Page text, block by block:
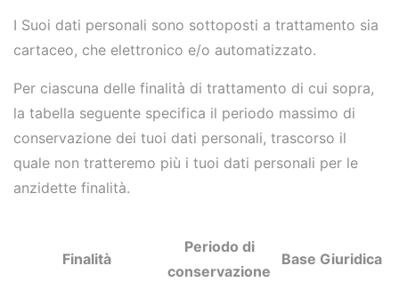
I Suoi dati personali sono sottoposti a trattamento sia
cartaceo, che elettronico e/o automatizzato.
Per ciascuna delle finalità di trattamento di cui sopra,
la tabella seguente specifica il periodo massimo di
conservazione dei tuoi dati personali, trascorso il
quale non tratteremo più i tuoi dati personali per le
anzidette finalità.
Finalità
Periodo di
conservazione
Base Giuridica